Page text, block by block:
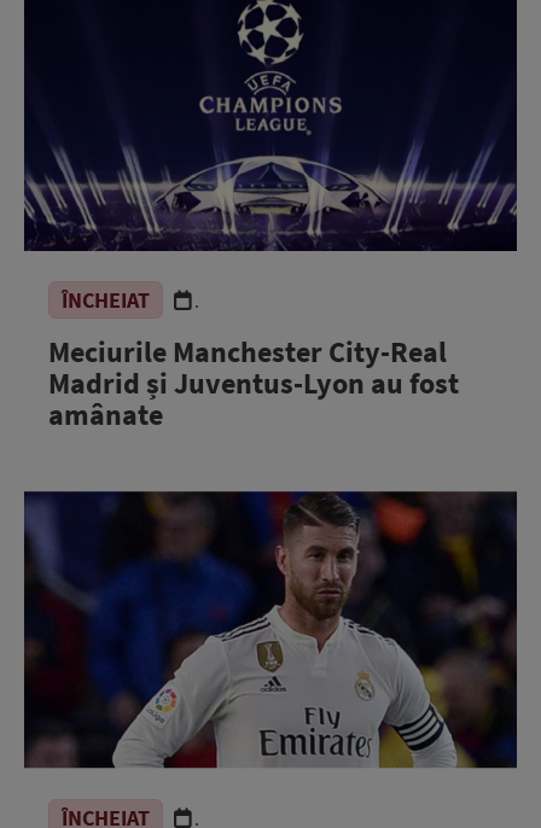
ÎNCHEIAT .
Meciurile Manchester City-Real
Madrid și Juventus-Lyon au fost
amânate
ÎNCHEIAT .